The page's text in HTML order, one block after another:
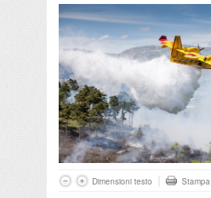
Dimensioni testo Stampa